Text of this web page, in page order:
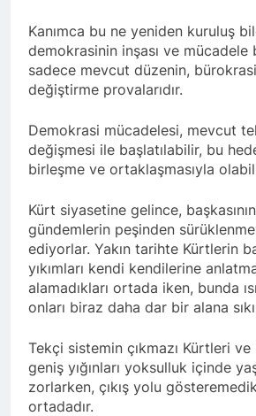
PARê:
rê û
Kurd li dora
neteweyî yên
1 Yıl Ago
YENİLEN
HAK-PAR
Düzgün
partileri Hak
Demokrat
(KDP-T),
Partisi (PSK)
Yurtseverler
(PWK)’nin
düzenledikleri
yaptığı
1 Yıl Ago
KOMİSYONU
ENKS Yİ
1 Yıl Ago
HAK-PAR
HEWLER’DE
MECLİSİ
1 Yıl Ago
HAK-PAR
1 Yıl Ago
HAK-PAR
üyesi Berin
Kanımca bu ne yeniden kuruluş
demokrasinin inşası ve mücadele
sadece mevcut düzenin,
değiştirme provalarıdır.
Demokrasi mücadelesi, mevcut
değişmesi ile başlatılabilir, bu
birleşme ve ortaklaşmasıyla
Kürt siyasetine gelince,
gündemlerin peşinden
ediyorlar. Yakın tarihte Kürtlerin
yıkımları kendi kendilerine
alamadıkları ortada iken, bunda
onları biraz daha dar bir alana
Tekçi sistemin çıkmazı Kürtleri
geniş yığınları yoksulluk içinde
zorlarken, çıkış yolu
ortadadır.